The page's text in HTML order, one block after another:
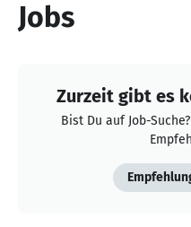
Jobs
Zurzeit gibt es
Bist Du auf Job-